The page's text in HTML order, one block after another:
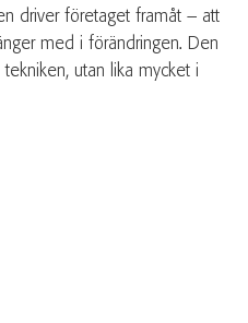
driver företaget framåt – att
med i förändringen. Den
utan lika mycket i